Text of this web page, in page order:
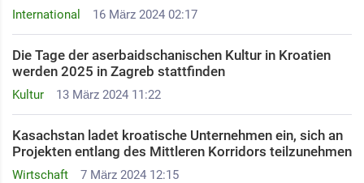
International 16 März 2024 02:17
Kultur 13 März 2024 11:22
Die Tage der aserbaidschanischen Kultur in Kroatien
werden 2025 in Zagreb stattfinden
Wirtschaft 7 März 2024 12:15
Kasachstan ladet kroatische Unternehmen ein, sich an
Projekten entlang des Mittleren Korridors teilzunehmen